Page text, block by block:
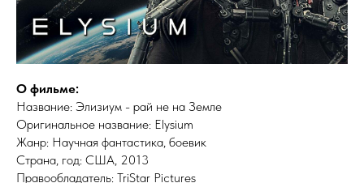
О фильме:
Название: Элизиум - рай не на Земле
Оригинальное название: Elysium
Жанр: Научная фантастика, боевик
Страна, год: США, 2013
Правообладатель: TriStar Pictures